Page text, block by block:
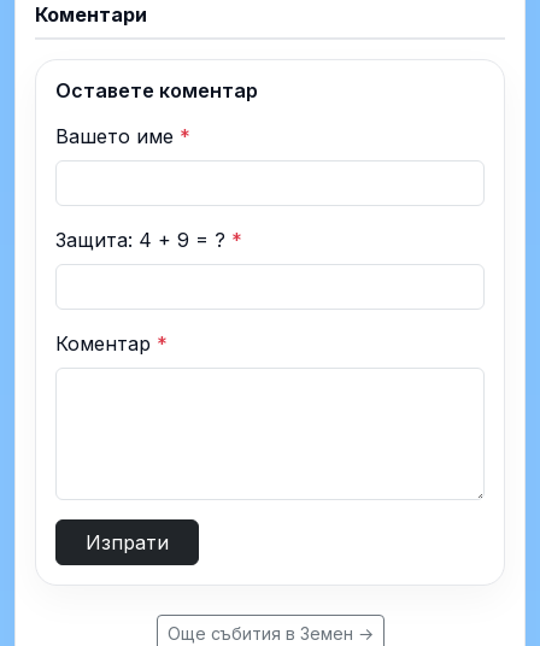
Коментари
Оставете коментар
Вашето име *
Защита: 4 + 9 = ? *
Коментар *
Изпрати
Още събития в Земен →